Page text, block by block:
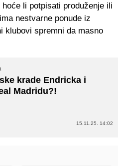
li potpisati produženje ili
nestvarne ponude iz
klubovi spremni da masno
krade Endricka i
Madridu?!
15.11.25. 14:02